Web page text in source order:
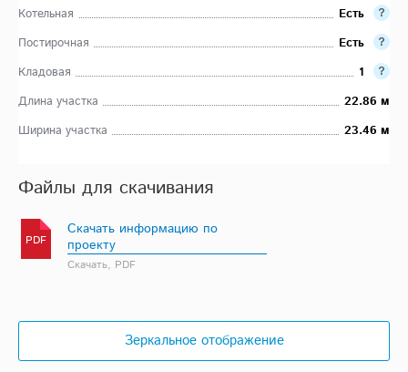
Котельная
Есть
Постирочная
Есть
Кладовая
1
Длина участка
22.86 м
Ширина участка
23.46 м
Файлы для скачивания
PDF
Скачать информацию по
проекту
Скачать, PDF
Зеркальное отображение